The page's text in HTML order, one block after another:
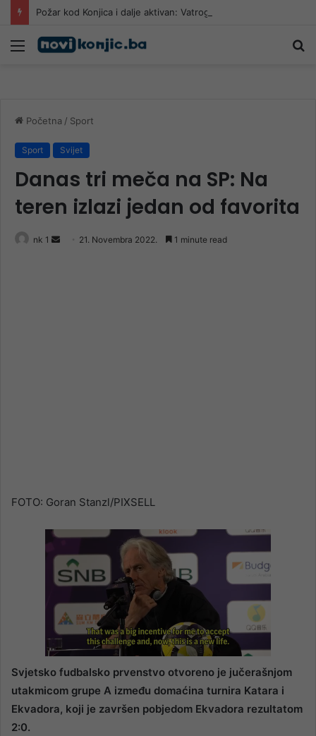
Meni
Početna / Sport
Sport Svijet
Danas tri meča na SP: Na
teren izlazi jedan od favorita
nk 1
Send 21. Novembra 2022. 1 minute read
FOTO: Goran Stanzl/PIXSELL
Svjetsko fudbalsko prvenstvo otvoreno je jučerašnjom
utakmicom grupe A između domaćina turnira Katara i
Ekvadora, koji je završen pobjedom Ekvadora rezultatom
2:0.